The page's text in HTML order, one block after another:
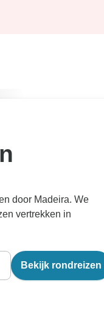
door Madeira. We
vertrekken in
Bekijk rondreizen